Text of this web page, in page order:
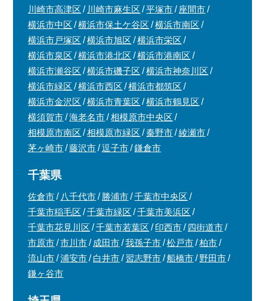
川崎市高津区
川崎市麻生区 平塚市
座間市
横浜市中区
横浜市保土ケ谷区
横浜市南区
横浜市戸塚区
横浜市旭区
横浜市栄区
横浜市泉区
横浜市港北区
横浜市港南区
横浜市瀬谷区
横浜市磯子区
横浜市神奈川区
横浜市緑区
横浜市西区
横浜市都筑区
横浜市金沢区
横浜市青葉区
横浜市鶴見区
横須賀市
海老名市
相模原市中央区
相模原市南区
相模原市緑区 秦野市
綾瀬市
茅ヶ崎市
藤沢市 逗子市 鎌倉市
千葉県
佐倉市 八千代市 勝浦市
千葉市中央区
千葉市稲毛区
千葉市緑区
千葉市美浜区
千葉市花見川区
千葉市若葉区 印西市
四街道市
市原市
市川市 成田市 我孫子市 松戸市
柏市
流山市
浦安市 白井市 習志野市 船橋市
野田市
鎌ヶ谷市